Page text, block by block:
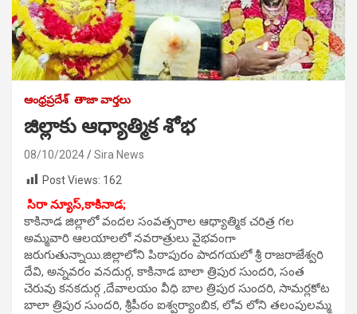
ఆంధ్రప్రదేశ్ తాజా వార్తలు
జిల్లాకు ఆధ్యాత్మిక శోభ
08/10/2024
Sira News
Post Views: 162
సిరా న్యూస్,కాకినాడ;
కాకినాడ జిల్లాలో వందల సంవత్సరాల ఆధ్యాత్మిక చరిత్ర గల
అమ్మవారి ఆలయాలలో నవరాత్రులు వైభవంగా
జరుగుతున్నాయి.జిల్లాలోని పిఠాపురం పాదగయలో శ్రీ రాజరాజేశ్వరి
దేవి, అన్నవరం వనదుర్గ, కాకినాడ బాలా త్రిపుర సుందరి, సంత
చెరువు కనకదుర్గ ,దేవాలయం వీధి బాల త్రిపుర సుందరి, సామర్లకోట
బాలా త్రిపుర సుందరి, శ్రీపీఠం ఐశ్వర్యాంబిక, లోవ లోని తలంపులమ్మ